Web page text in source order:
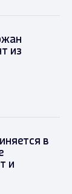
из
в
и